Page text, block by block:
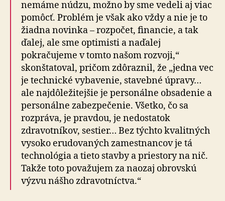
nemáme núdzu, možno by sme vedeli aj viac
pomôcť. Problém je však ako vždy a nie je to
žiadna novinka – rozpočet, financie, a tak
ďalej, ale sme optimisti a naďalej
pokračujeme v tomto našom rozvoji,“
skonštatoval, pričom zdôraznil, že „jedna vec
je technické vybavenie, stavebné úpravy…
ale najdôležitejšie je personálne obsadenie a
personálne zabezpečenie. Všetko, čo sa
rozpráva, je pravdou, je nedostatok
zdravotníkov, sestier… Bez týchto kvalitných
vysoko erudovaných zamestnancov je tá
technológia a tieto stavby a priestory na nič.
Takže toto považujem za naozaj obrovskú
výzvu nášho zdravotníctva.“